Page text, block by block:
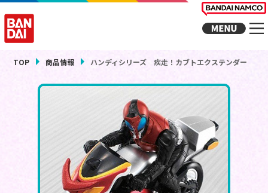
TOP 商品情報 ハンディシリーズ 疾走！カブトエクステンダー